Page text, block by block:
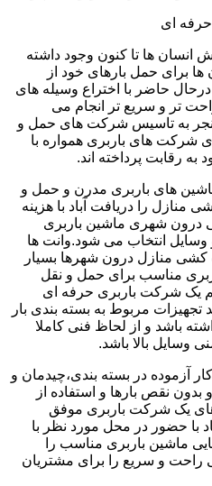
ای
انسان ها تا کنون وجود داشته
برای حمل بارهای خود از
حاضر با اختراع وسیله های
تر و سریع تر انجام می
منجر به تاسیس شرکت های حمل و
های باربری همواره با
به رقابت پرداخته اند.
ماشین های باربری مدرن و حمل و
منازل را دریافت آباد با هزینه
درون شهری ماشین باربری
وسایل انتخاب می شود.وانت ها
منازل درون شهرها بسیار
مناسب برای حمل و نقل
یک شرکت باربری حرفه ای
مربوط به بسته بندی بار
باشد و از لحاظ فنی کاملا
وسایل بالا باشد.
آزموده در بسته بندی،چیدمان و
بدون نقص بارها و استفاده از
های یک شرکت باربری موفق
با حضور در محل مورد نظر با
ماشین باربری مناسب را
راحت و سریع را برای مشتریان